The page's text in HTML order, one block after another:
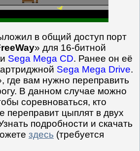
в общий доступ порт
» для 16-битной
Sega Mega CD. Ранее он её
Sega Mega Drive.
где вам нужно переправить
В данном случае можно
соревноваться, кто
переправит цыплят в двух
подробности и скачать
здесь (требуется